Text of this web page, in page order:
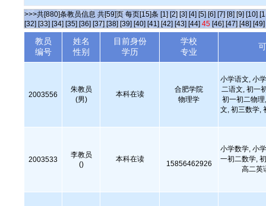
>>>共[880]条教员信息 共[59]页 每页[15]条 [1] [2] [3] [4] [5] [6] [7] [8] [9] [10]
[32] [33] [34] [35] [36] [37] [38] [39] [40] [41] [42] [43] [44] 45 [46] [47] [48] [49]
教员
编号
姓名
性别
目前身份
学历
学校
专业
2003556
朱教员
(男)
本科在读
合肥学院
物理学
小学语文, 小
二语文, 初一
初一初二物
文, 初三数学,
2003533
李教员
()
本科在读
15856462926
小学数学, 小
一初二数学,
高二英